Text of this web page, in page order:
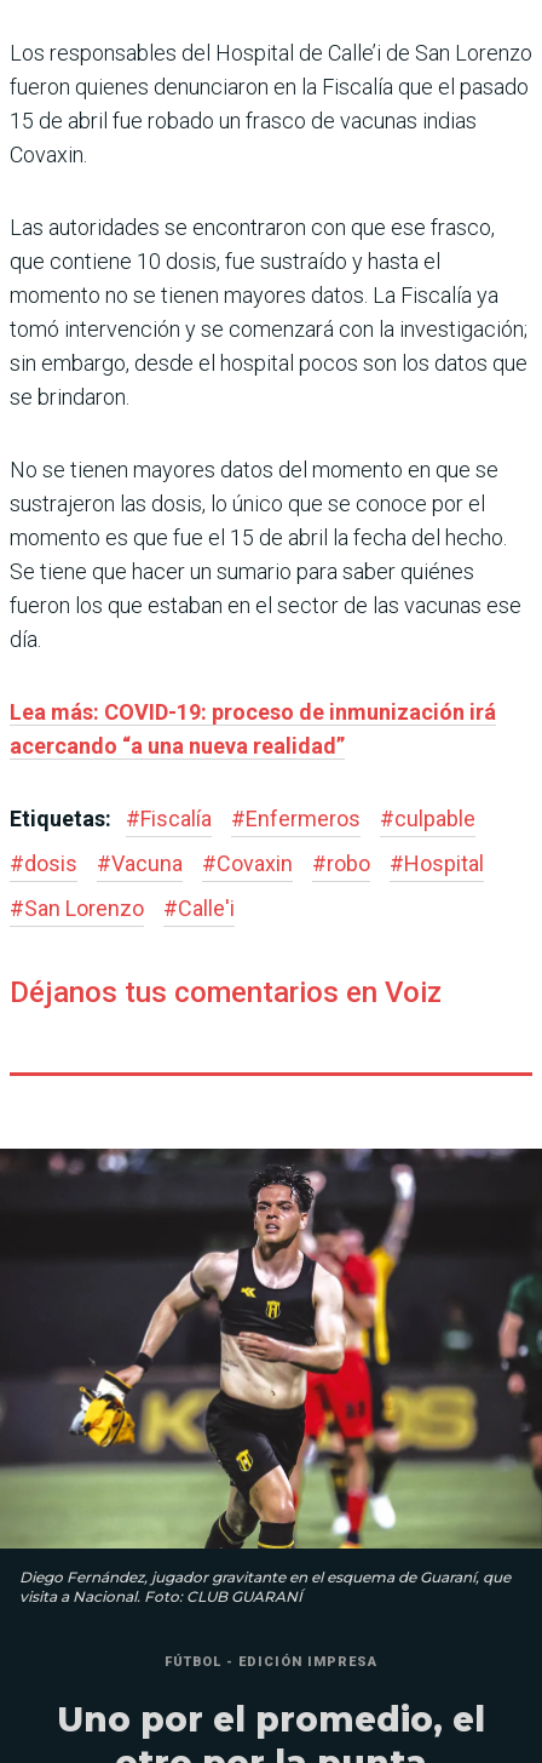
Los responsables del Hospital de Calle’i de San Lorenzo
fueron quienes denunciaron en la Fisca­lía que el pasado
15 de abril fue robado un frasco de vacu­nas indias
Covaxin.
Las autoridades se encon­traron con que ese frasco,
que contiene 10 dosis, fue sustraído y hasta el
momento no se tienen mayores datos. La Fiscalía ya
tomó intervención y se comenzará con la investiga­ción;
sin embargo, desde el hospital pocos son los datos que
se brindaron.
No se tienen mayores datos del momento en que se
sustrajeron las dosis, lo único que se conoce por el
momento es que fue el 15 de abril la fecha del hecho.
Se tiene que hacer un sumario para saber quiénes
fueron los que estaban en el sector de las vacunas ese
día.
Lea más: COVID-19: proceso de inmunización irá
acercando “a una nueva realidad”
Etiquetas: #Fiscalía #Enfermeros #culpable
#dosis #Vacuna #Covaxin #robo #Hospital
#San Lorenzo #Calle'i
Déjanos tus comentarios en Voiz
Diego Fernández, jugador gravitante en el esquema de Guaraní, que
visita a Nacional. Foto: CLUB GUARANÍ
FÚTBOL - EDICIÓN IMPRESA
Uno por el promedio, el